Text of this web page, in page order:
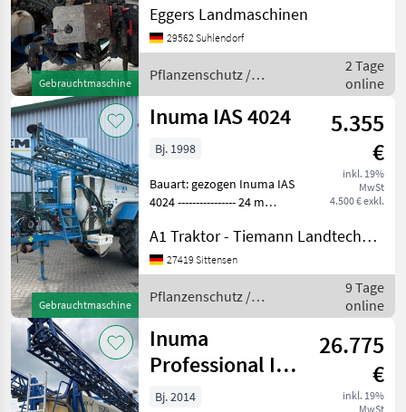
Gebrauchtmaschine
R42 / Spur 2, 0m /
Deichsellenkung /
Anhängung K80 / Distance
Control /
Eggers Landmaschinen
29562 Suhlendorf
Pflanzenschutz /
Inuma
2 Tage
online
Gebrauchtmaschine
Inuma IAS 4024
5.355
€
inkl. 19%
MwSt
4.500 € exkl.
Bj. 1998
Bauart: gezogen Inuma IAS
4024 ---------------- 24 m
Tankinhalt Beleuchtung
Einspülschleuse
Wasserzusatztank
Füllstandsanzeige
A1 Traktor - Tiemann Landtechnik GmbH & Co KG
27419 Sittensen
Pflanzenschutz /
Inuma
9 Tage
online
Inuma
Professional IAS
5027
26.775
€
inkl. 19%
MwSt
Bj. 2014